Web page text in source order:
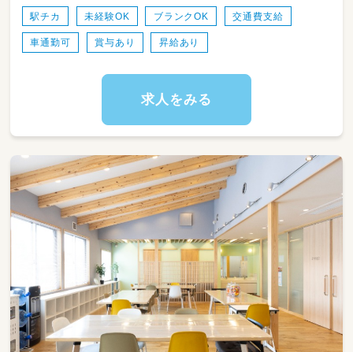
など）の見守り・お手伝い
・おやつタイムの準備や子どもたちと一緒に過
ごすタイムのサポート
ラム補助
・お部屋の掃除や消毒、活動用教材などの準備・
・日々の活動記録やサポート内容の共有・確認
備の簡単な補助
※雇用形態や経験年数に応じて業務量を調整い
たしますので、初めての方も安心してスタート
できます！
駅チカ 未経験OK ブランクOK 交通費支給
車通勤可 賞与あり 昇給あり
求人をみる